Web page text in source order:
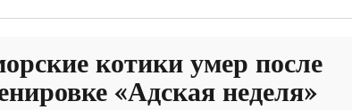
котики умер после
«Адская неделя»